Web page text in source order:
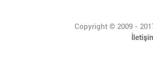
Copyright © 2009 -